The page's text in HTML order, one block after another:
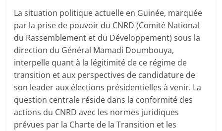
La situation politique actuelle en Guinée, marquée
par la prise de pouvoir du CNRD (Comité National
du Rassemblement et du Développement) sous la
direction du Général Mamadi Doumbouya,
interpelle quant à la légitimité de ce régime de
transition et aux perspectives de candidature de
son leader aux élections présidentielles à venir. La
question centrale réside dans la conformité des
actions du CNRD avec les normes juridiques
prévues par la Charte de la Transition et les